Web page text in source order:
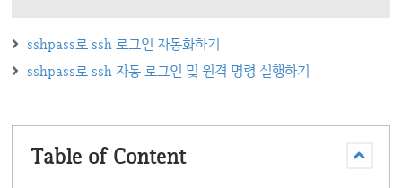
sshpass로 ssh 로그인 자동화하기
sshpass로 ssh 자동 로그인 및 원격 명령 실행하기
Table of Content